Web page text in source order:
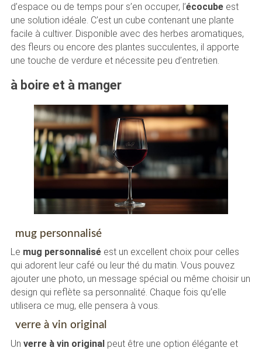
d’espace ou de temps pour s’en occuper, l’écocubeest
une solution idéale. C’est un cube contenant une plante
facile à cultiver. Disponible avec des herbes aromatiques,
des fleurs ou encore des plantes succulentes, il apporte
une touche de verdure et nécessite peu d’entretien.
à boire et à manger
mug personnalisé
Le mug personnaliséest un excellent choix pour celles
qui adorent leur café ou leur thé du matin. Vous pouvez
ajouter une photo, un message spécial ou même choisir un
design qui reflète sa personnalité. Chaque fois qu’elle
utilisera ce mug, elle pensera à vous.
verre à vin original
Un verre à vin originalpeut être une option élégante et